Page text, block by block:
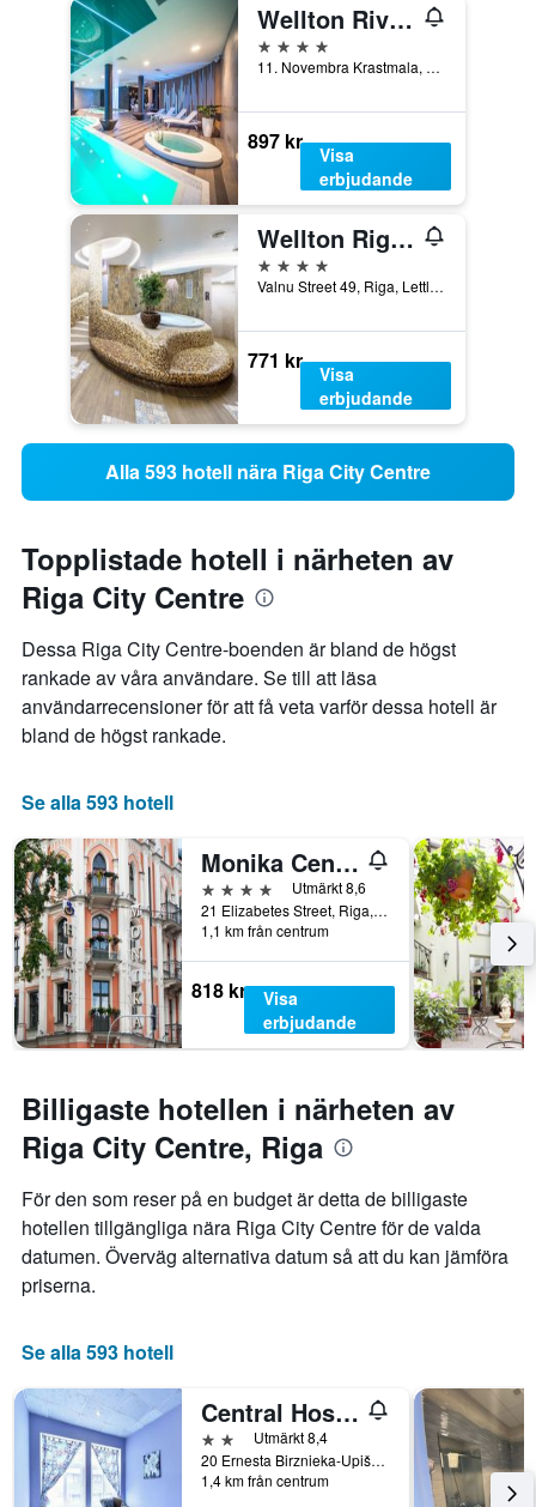
Wellton Riverside Spa Hotel
4 stjärnor
11. Novembra Krastmala, 33, Riga, Lettland
897 kr
Visa
erbjudande
Wellton Riga Hotel & Spa
4 stjärnor
Valnu Street 49, Riga, Lettland
771 kr
Visa
erbjudande
Alla 593 hotell nära Riga City Centre
Topplistade hotell i närheten av
Riga City Centre
Dessa Riga City Centre-boenden är bland de högst
rankade av våra användare. Se till att läsa
användarrecensioner för att få veta varför dessa hotell är
bland de högst rankade.
Se alla 593 hotell
Monika Centrum Hotels
4 stjärnor
Utmärkt 8,6
21 Elizabetes Street, Riga, Lettland
1,1 km från centrum
818 kr
Visa
erbjudande
Billigaste hotellen i närheten av
Riga City Centre, Riga
För den som reser på en budget är detta de billigaste
hotellen tillgängliga nära Riga City Centre för de valda
datumen. Överväg alternativa datum så att du kan jämföra
priserna.
Se alla 593 hotell
Central Hostel
2 stjärnorUtmärkt 8,4
20 Ernesta Birznieka-Upiša Iela, Riga, Lettland
1,4 km från centrum